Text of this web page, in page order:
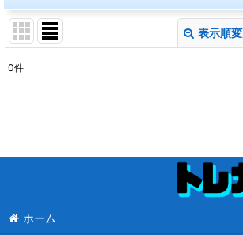
表示順
絞り込む
0件
ホーム